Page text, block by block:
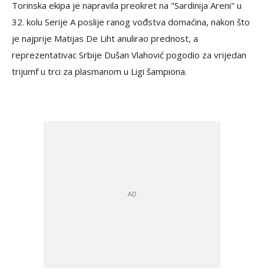
Torinska ekipa je napravila preokret na "Sardinija Areni" u
32. kolu Serije A poslije ranog vođstva domaćina, nakon što
je najprije Matijas De Liht anulirao prednost, a
reprezentativac Srbije Dušan Vlahović pogodio za vrijedan
trijumf u trci za plasmanom u Ligi šampiona.